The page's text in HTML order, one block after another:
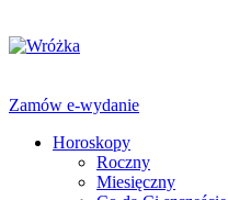
Zamów e-wydanie
Horoskopy
Roczny
Miesięczny